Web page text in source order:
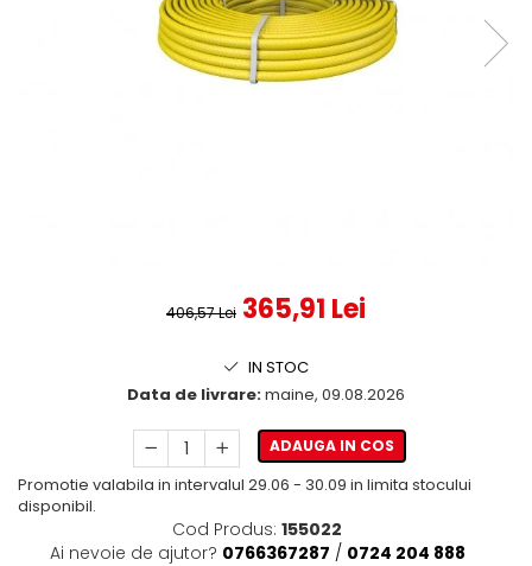
406,57 Lei 365,91 Lei
IN STOC
Data de livrare:maine, 09.08.2026
ADAUGA IN COS
Promotie valabila in intervalul 29.06 - 30.09 in limita stocului
disponibil.
Cod Produs: 155022
Ai nevoie de ajutor? 0766367287 / 0724 204 888